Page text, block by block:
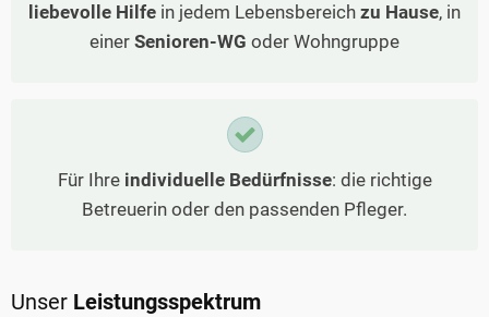
liebevolle Hilfe in jedem Lebensbereich zu Hause, in
einer Senioren-WG oder Wohngruppe
Für Ihre individuelle Bedürfnisse: die richtige
Betreuerin oder den passenden Pfleger.
Unser Leistungsspektrum